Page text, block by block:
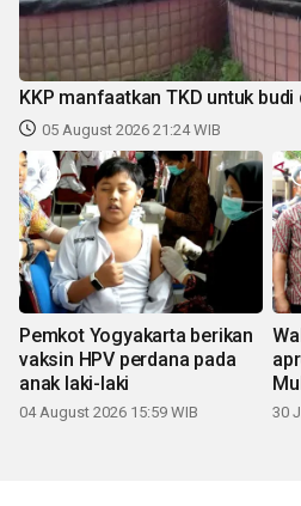
KKP manfaatkan TKD untuk
05 August 2026 21:24 WIB
Pemkot Yogyakarta berikan
vaksin HPV perdana pada
anak laki-laki
04 August 2026 15:59 WIB 30